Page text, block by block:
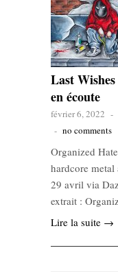
Last
en écoute
février 6, 2022 -
- no comments
Organized
hardcore
29 avril via
extrait :
Lire la suite →